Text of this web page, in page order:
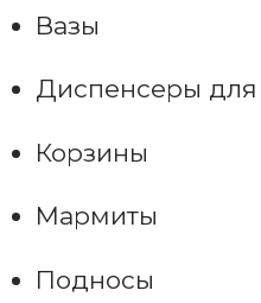
Вазы
Диспенсеры для
Корзины
Мармиты
Подносы